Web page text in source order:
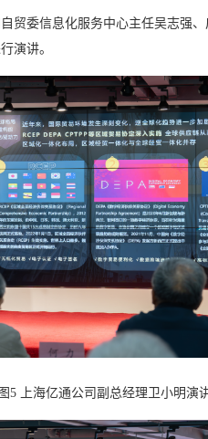
贸委信息化服务中心主任吴志强
演讲。
图5 上海亿通公司副总经理卫小明演